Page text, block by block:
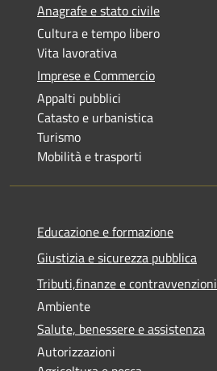
Anagrafe e stato civile
Cultura e tempo libero
Vita lavorativa
Imprese e Commercio
Appalti pubblici
Catasto e urbanistica
Turismo
Mobilità e trasporti
Educazione e formazione
Giustizia e sicurezza pubblica
Tributi,finanze e contravvenzioni
Ambiente
Salute, benessere e assistenza
Autorizzazioni